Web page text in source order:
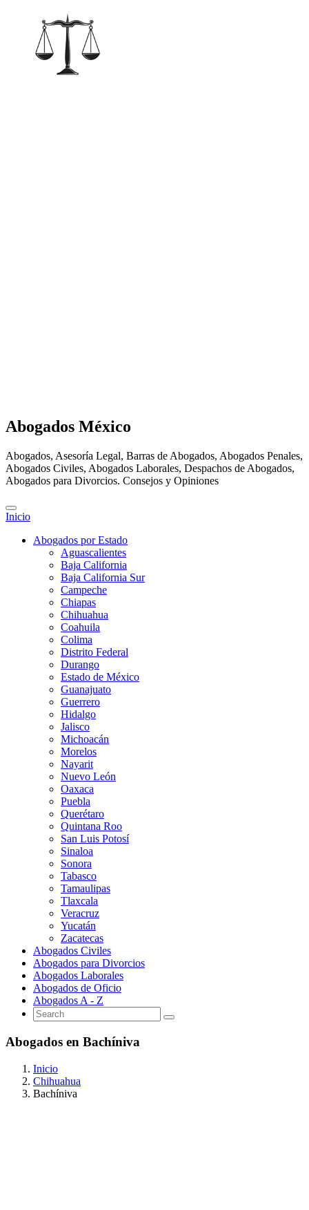
Abogados México
Abogados, Asesoría Legal, Barras de Abogados, Abogados Penales,
Abogados Civiles, Abogados Laborales, Despachos de Abogados,
Abogados para Divorcios. Consejos y Opiniones
Inicio
Abogados por Estado
Aguascalientes
Baja California
Baja California Sur
Campeche
Chiapas
Chihuahua
Coahuila
Colima
Distrito Federal
Durango
Estado de México
Guanajuato
Guerrero
Hidalgo
Jalisco
Michoacán
Morelos
Nayarit
Nuevo León
Oaxaca
Puebla
Querétaro
Quintana Roo
San Luis Potosí
Sinaloa
Sonora
Tabasco
Tamaulipas
Tlaxcala
Veracruz
Yucatán
Zacatecas
Abogados Civiles
Abogados para Divorcios
Abogados Laborales
Abogados de Oficio
Abogados A - Z
Abogados en Bachíniva
Inicio
Chihuahua
Bachíniva